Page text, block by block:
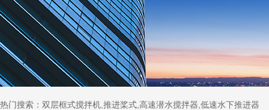
热门搜索：双层框式搅拌机,推进桨式,高速潜水搅拌器,低速水下推进器